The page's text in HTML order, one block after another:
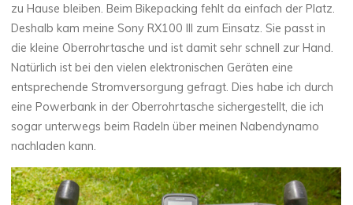
zu Hause bleiben. Beim Bikepacking fehlt da einfach der Platz.
Deshalb kam meine Sony RX100 III zum Einsatz. Sie passt in
die kleine Oberrohrtasche und ist damit sehr schnell zur Hand.
Natürlich ist bei den vielen elektronischen Geräten eine
entsprechende Stromversorgung gefragt. Dies habe ich durch
eine Powerbank in der Oberrohrtasche sichergestellt, die ich
sogar unterwegs beim Radeln über meinen Nabendynamo
nachladen kann.